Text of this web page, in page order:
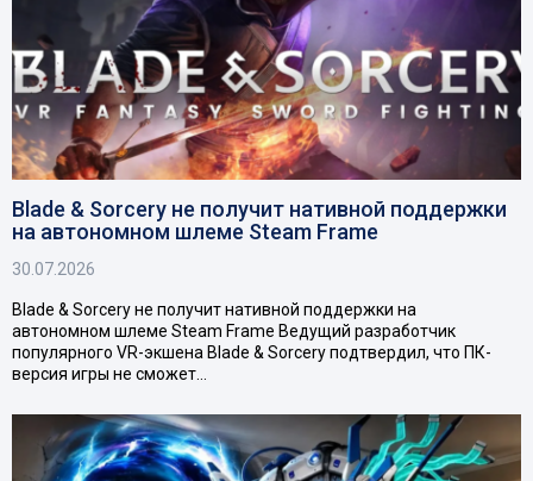
Blade & Sorcery не получит нативной поддержки
на автономном шлеме Steam Frame
30.07.2026
Blade & Sorcery не получит нативной поддержки на
автономном шлеме Steam Frame Ведущий разработчик
популярного VR-экшена Blade & Sorcery подтвердил, что ПК-
версия игры не сможет…